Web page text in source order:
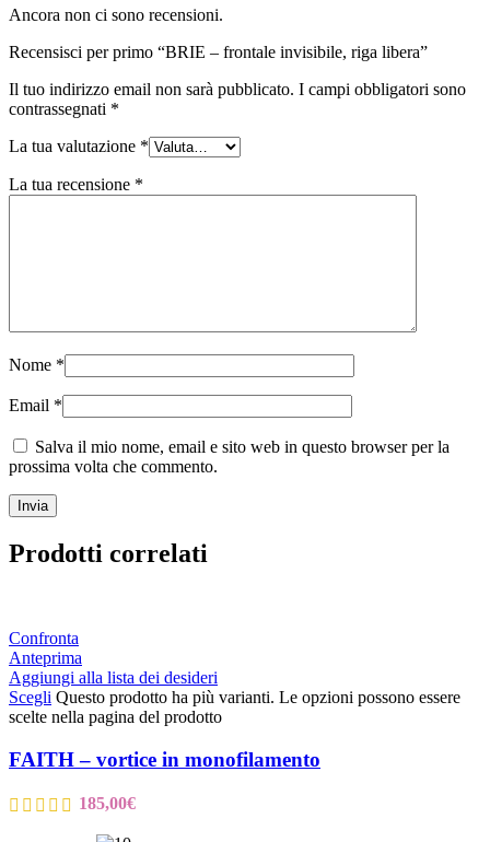
Ancora non ci sono recensioni.
Recensisci per primo “BRIE – frontale invisibile, riga libera”
Il tuo indirizzo email non sarà pubblicato. I campi obbligatori sono
contrassegnati *
La tua valutazione *
La tua recensione *
Nome *
Email *
Salva il mio nome, email e sito web in questo browser per la
prossima volta che commento.
Prodotti correlati
Confronta
Anteprima
Aggiungi alla lista dei desideri
Scegli Questo prodotto ha più varianti. Le opzioni possono essere
scelte nella pagina del prodotto
FAITH – vortice in monofilamento
185,00€